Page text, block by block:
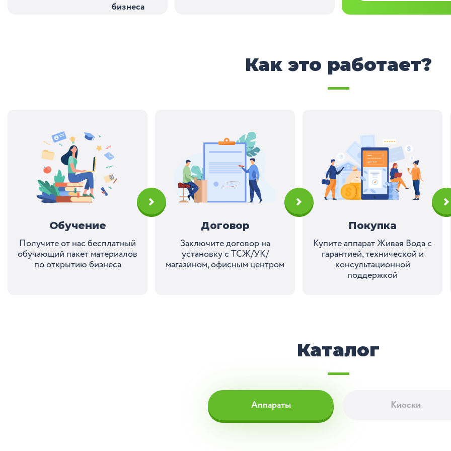
бизнеса
Как это работает?
Обучение
Получите от нас бесплатный
обучающий пакет материалов
по открытию бизнеса
Договор
Заключите договор на
установку с ТСЖ/УК/
магазином, офисным центром
Покупка
Купите аппарат Живая Вода с
гарантией, технической и
консультационной
поддержкой
Каталог
Аппараты Киоски